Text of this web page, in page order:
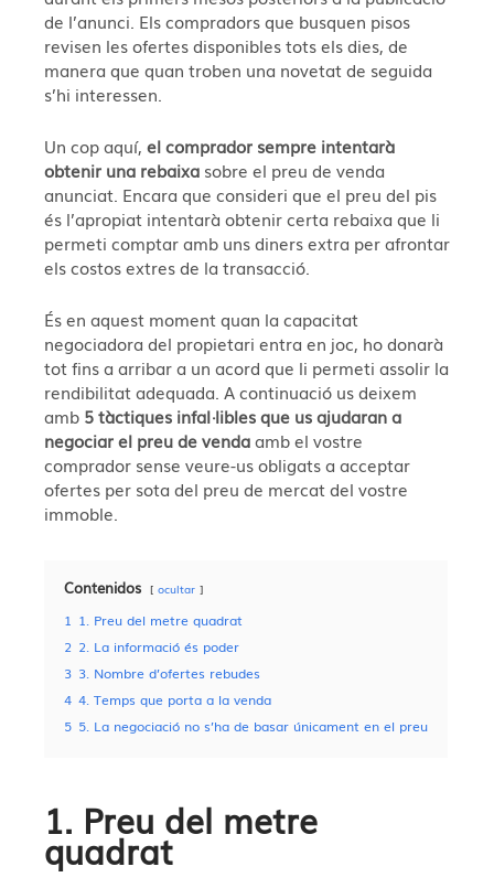
de l’anunci. Els compradors que busquen pisos
revisen les ofertes disponibles tots els dies, de
manera que quan troben una novetat de seguida
s’hi interessen.
Un cop aquí, el comprador sempre intentarà
obtenir una rebaixa sobre el preu de venda
anunciat. Encara que consideri que el preu del pis
és l’apropiat intentarà obtenir certa rebaixa que li
permeti comptar amb uns diners extra per afrontar
els costos extres de la transacció.
És en aquest moment quan la capacitat
negociadora del propietari entra en joc, ho donarà
tot fins a arribar a un acord que li permeti assolir la
rendibilitat adequada. A continuació us deixem
amb 5 tàctiques infal·libles que us ajudaran a
negociar el preu de vendaamb el vostre
comprador sense veure-us obligats a acceptar
ofertes per sota del preu de mercat del vostre
immoble.
Contenidos ocultar
1 1. Preu del metre quadrat
2 2. La informació és poder
3 3. Nombre d’ofertes rebudes
4 4. Temps que porta a la venda
5 5. La negociació no s’ha de basar únicament en el preu
1. Preu del metre
quadrat